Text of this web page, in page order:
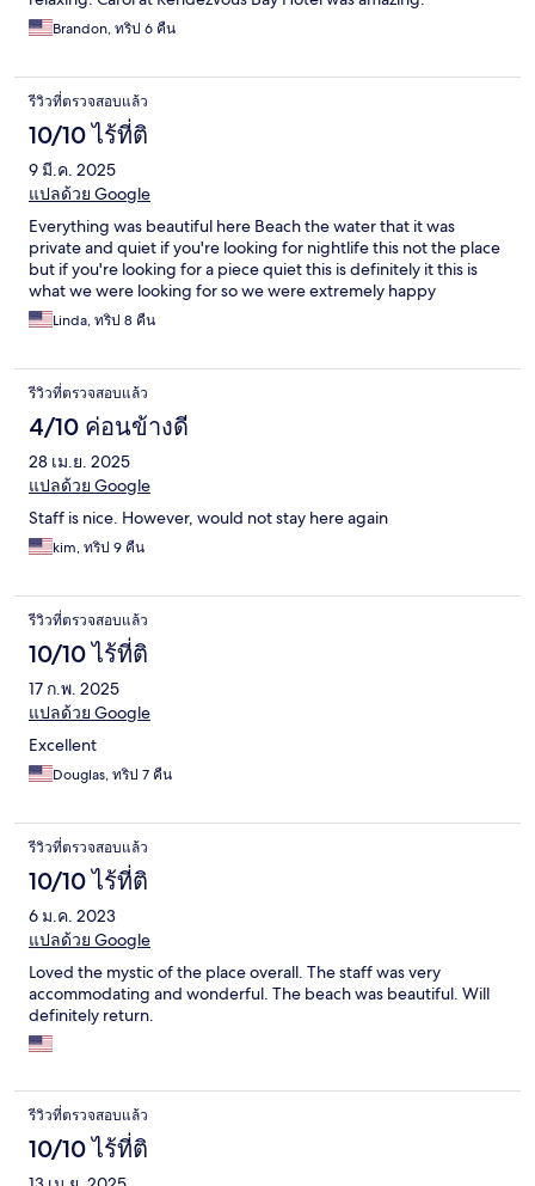
Brandon, ทริป 6 คืน
รีวิวที่ตรวจสอบแล้ว
10/10 ไร้ที่ติ
9 มี.ค. 2025
แปลด้วย Google
Everything was beautiful here Beach the water that it was
private and quiet if you're looking for nightlife this not the place
but if you're looking for a piece quiet this is definitely it this is
what we were looking for so we were extremely happy
Linda, ทริป 8 คืน
รีวิวที่ตรวจสอบแล้ว
4/10 ค่อนข้างดี
28 เม.ย. 2025
แปลด้วย Google
Staff is nice. However, would not stay here again
kim, ทริป 9 คืน
รีวิวที่ตรวจสอบแล้ว
10/10 ไร้ที่ติ
17 ก.พ. 2025
แปลด้วย Google
Excellent
Douglas, ทริป 7 คืน
รีวิวที่ตรวจสอบแล้ว
10/10 ไร้ที่ติ
6 ม.ค. 2023
แปลด้วย Google
Loved the mystic of the place overall. The staff was very
accommodating and wonderful. The beach was beautiful. Will
definitely return.
รีวิวที่ตรวจสอบแล้ว
10/10 ไร้ที่ติ